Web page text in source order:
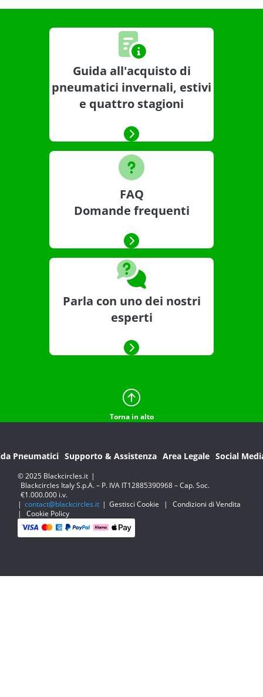
Guida all'acquisto di
pneumatici invernali, estivi
e quattro stagioni
FAQ
Domande frequenti
Parla con uno dei nostri
esperti
Torna in alto
Pneumatici Supporto & Assistenza Area Legale Social
© 2025 Blackcircles.it |
Blackcircles Italy S.p.A. – P. IVA IT12885390968 – Cap. Soc.
€1.000.000 i.v.
| contact@blackcircles.it | Gestisci Cookie |
Condizioni di Vendita
|
Cookie Policy